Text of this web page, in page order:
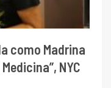
como Madrina
NYC